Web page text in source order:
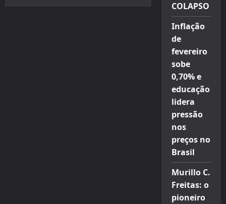
COLAPSO
Inflação
de
fevereiro
sobe
0,70% e
educação
lidera
pressão
nos
preços no
Brasil
Murillo C.
Freitas: o
pioneiro